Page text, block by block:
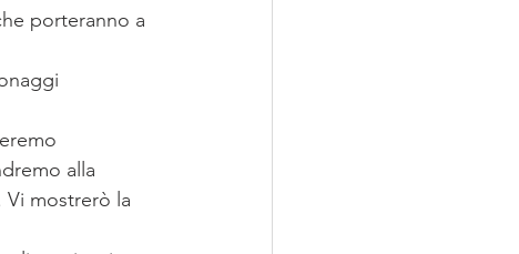
porteranno a
alla
Vi mostrerò la